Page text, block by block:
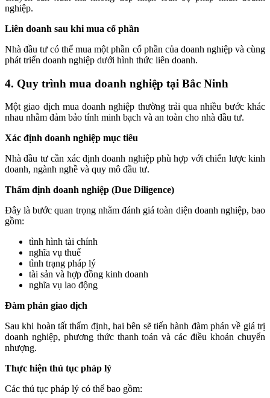
nghiệp.
Liên doanh sau khi mua cổ phần
Nhà đầu tư có thể mua một phần cổ phần của doanh nghiệp và cùng
phát triển doanh nghiệp dưới hình thức liên doanh.
4. Quy trình mua doanh nghiệp tại Bắc Ninh
Một giao dịch mua doanh nghiệp thường trải qua nhiều bước khác
nhau nhằm đảm bảo tính minh bạch và an toàn cho nhà đầu tư.
Xác định doanh nghiệp mục tiêu
Nhà đầu tư cần xác định doanh nghiệp phù hợp với chiến lược kinh
doanh, ngành nghề và quy mô đầu tư.
Thẩm định doanh nghiệp (Due Diligence)
Đây là bước quan trọng nhằm đánh giá toàn diện doanh nghiệp, bao
gồm:
tình hình tài chính
nghĩa vụ thuế
tình trạng pháp lý
tài sản và hợp đồng kinh doanh
nghĩa vụ lao động
Đàm phán giao dịch
Sau khi hoàn tất thẩm định, hai bên sẽ tiến hành đàm phán về giá trị
doanh nghiệp, phương thức thanh toán và các điều khoản chuyển
nhượng.
Thực hiện thủ tục pháp lý
Các thủ tục pháp lý có thể bao gồm: